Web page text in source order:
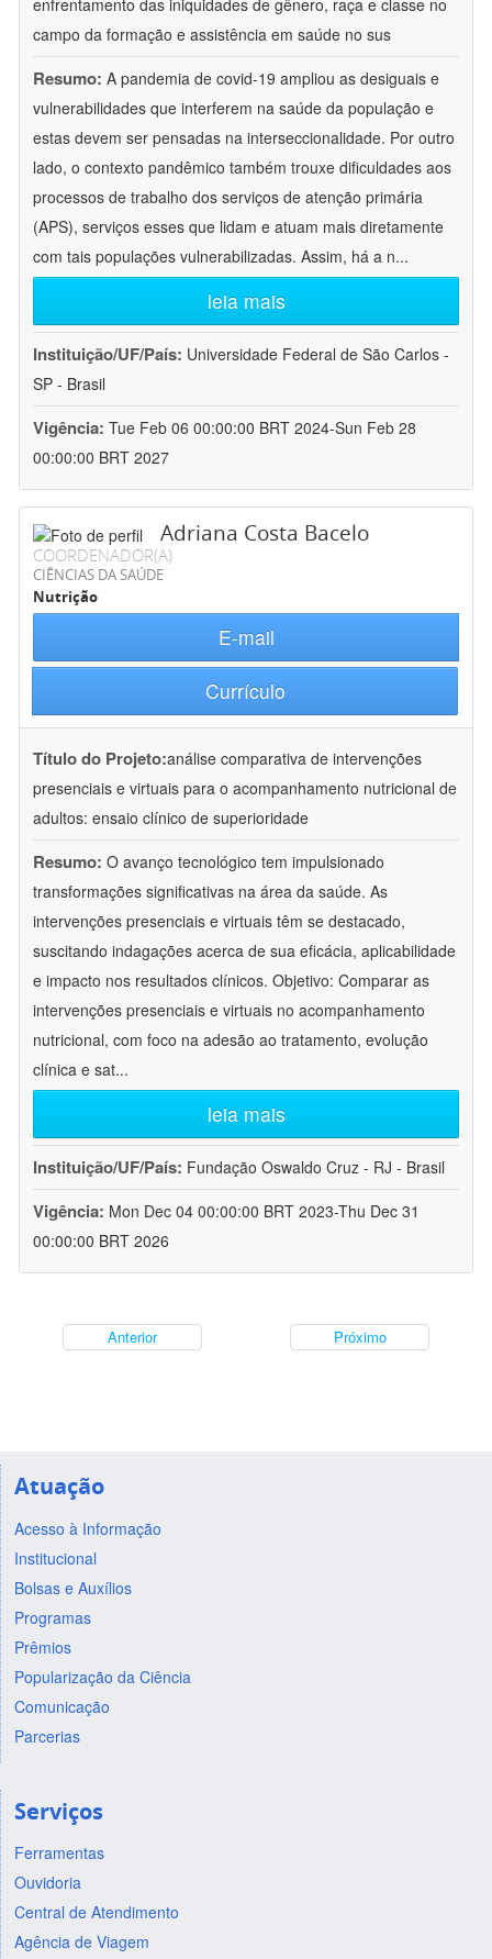
enfrentamento das iniquidades de gênero, raça e classe no
campo da formação e assistência em saúde no sus
Resumo: A pandemia de covid-19 ampliou as desiguais e
vulnerabilidades que interferem na saúde da população e
estas devem ser pensadas na interseccionalidade. Por outro
lado, o contexto pandêmico também trouxe dificuldades aos
processos de trabalho dos serviços de atenção primária
(APS), serviços esses que lidam e atuam mais diretamente
com tais populações vulnerabilizadas. Assim, há a n...
leia mais
Instituição/UF/País: Universidade Federal de São Carlos -
SP - Brasil
Vigência: Tue Feb 06 00:00:00 BRT 2024-Sun Feb 28
00:00:00 BRT 2027
Adriana Costa Bacelo
COORDENADOR(A)
CIÊNCIAS DA SAÚDE
Nutrição
E-mail
Currículo
Título do Projeto:análise comparativa de intervenções
presenciais e virtuais para o acompanhamento nutricional de
adultos: ensaio clínico de superioridade
Resumo: O avanço tecnológico tem impulsionado
transformações significativas na área da saúde. As
intervenções presenciais e virtuais têm se destacado,
suscitando indagações acerca de sua eficácia, aplicabilidade
e impacto nos resultados clínicos. Objetivo: Comparar as
intervenções presenciais e virtuais no acompanhamento
nutricional, com foco na adesão ao tratamento, evolução
clínica e sat...
leia mais
Instituição/UF/País: Fundação Oswaldo Cruz - RJ - Brasil
Vigência: Mon Dec 04 00:00:00 BRT 2023-Thu Dec 31
00:00:00 BRT 2026
Anterior Próximo
Atuação
Acesso à Informação
Institucional
Bolsas e Auxílios
Programas
Prêmios
Popularização da Ciência
Comunicação
Parcerias
Serviços
Ferramentas
Ouvidoria
Central de Atendimento
Agência de Viagem